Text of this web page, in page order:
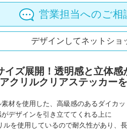
営業担当へのご相
デザインしてネットショ
イズ展開！透明感と立体感
クリルクリアステッカー
材を使用した、高級感のあるダイカッ
デザインを引き立ててくれる上に
ルを使用しているので耐久性があり、